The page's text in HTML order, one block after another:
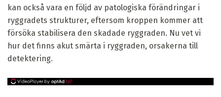
kan också vara en följd av patologiska förändringar i
ryggradets strukturer, eftersom kroppen kommer att
försöka stabilisera den skadade ryggraden. Nu vet vi
hur det finns akut smärta i ryggraden, orsakerna till
detektering.